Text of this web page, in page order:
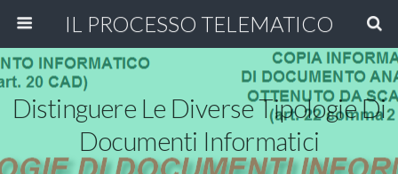
IL PROCESSO TELEMATICO
Distinguere Le Diverse Tipologie Di
Documenti Informatici